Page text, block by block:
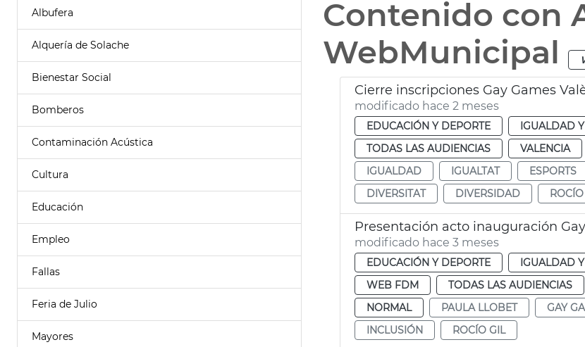
Albufera
Alquería de Solache
Bienestar Social
Bomberos
Contaminación Acústica
Cultura
Educación
Empleo
Fallas
Feria de Julio
Mayores
Contenido con
WebMunicipal
Cierre inscripciones Gay Games
modificado hace 2 meses
EDUCACIÓN Y DEPORTE IGUALDAD
TODAS LAS AUDIENCIAS
VALENCIA
IGUALDAD
IGUALTAT ESPORTS
DIVERSITAT
DIVERSIDAD
Presentación acto inauguración
modificado hace 3 meses
EDUCACIÓN Y DEPORTE IGUALDAD
WEB FDM
TODAS LAS AUDIENCIAS
NORMAL
PAULA LLOBET GAY
INCLUSIÓN
ROCÍO GIL